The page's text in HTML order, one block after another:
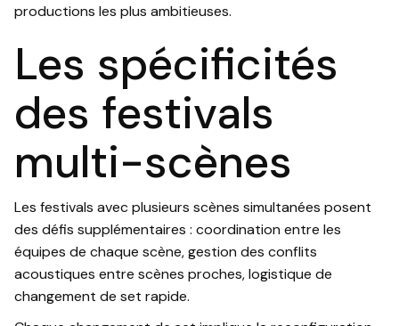
productions les plus ambitieuses.
Les spécificités
des festivals
multi-scènes
Les festivals avec plusieurs scènes simultanées posent
des défis supplémentaires : coordination entre les
équipes de chaque scène, gestion des conflits
acoustiques entre scènes proches, logistique de
changement de set rapide.